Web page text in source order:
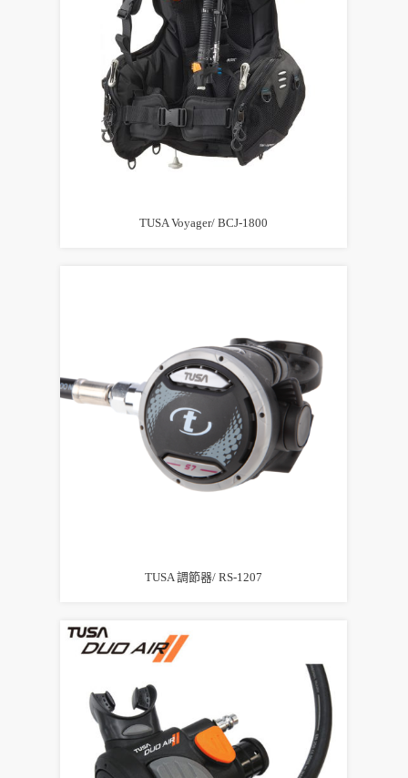
TUSA Voyager/ BCJ-1800
TUSA 調節器/ RS-1207